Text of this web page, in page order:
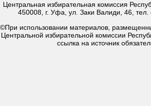
Центральная избирательная комиссия
450008, г. Уфа, ул. Заки Валиди, 46,
©При использовании материалов,
Центральной избирательной комиссии
ссылка на источник